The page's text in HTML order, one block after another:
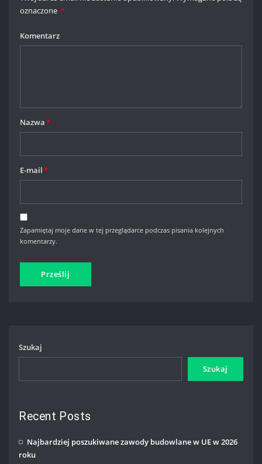
oznaczone *
Komentarz
Nazwa*
E-mail*
Zapamiętaj moje dane w tej przeglądarce podczas pisania kolejnych
komentarzy.
Szukaj
Szukaj
Recent Posts
Najbardziej poszukiwane zawody budowlane w UE w 2026
roku